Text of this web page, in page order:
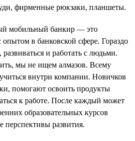
фирменные рюкзаки, планшеты.
мобильный банкир — это
опытом в банковской сфере. Гораздо
и работать с людьми.
мы не ищем алмазов. Всему
внутри компании. Новичков
помогают освоить продукты
к работе. После каждый может
образовательных курсов
перспективы развития.